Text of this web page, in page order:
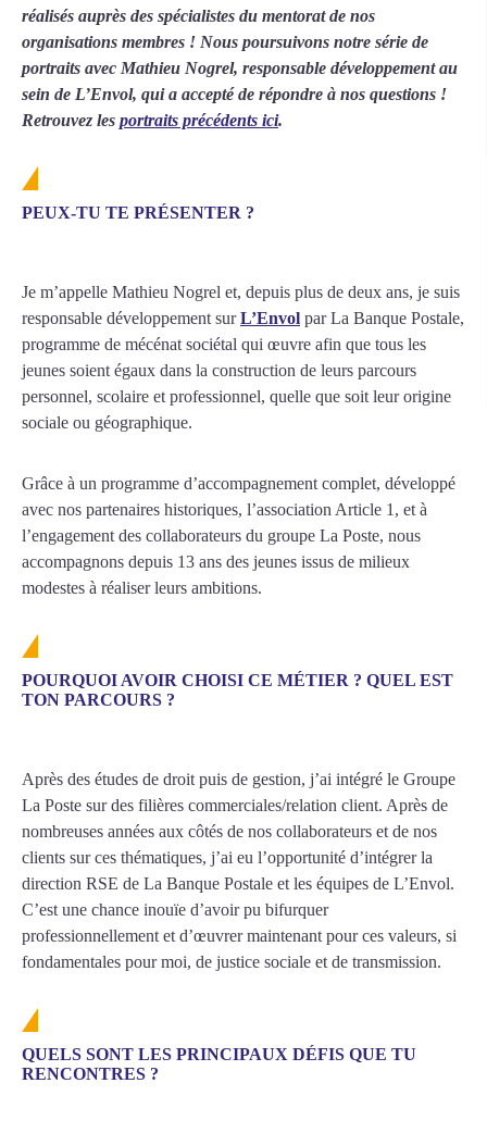
réalisés auprès des spécialistes du mentorat de nos
organisations membres ! Nous poursuivons notre série de
portraits avec Mathieu Nogrel, responsable développement au
sein de L’Envol, qui a accepté de répondre à nos questions !
Retrouvez les portraits précédents ici.
PEUX-TU TE PRÉSENTER ?
Je m’appelle Mathieu Nogrel et, depuis plus de deux ans, je suis
responsable développement surL’Envol par La Banque Postale,
programme de mécénat sociétal qui œuvre afin que tous les
jeunes soient égaux dans la construction de leurs parcours
personnel, scolaire et professionnel, quelle que soit leur origine
sociale ou géographique.
Grâce à un programme d’accompagnement complet, développé
avec nos partenaires historiques, l’association Article 1, et à
l’engagement des collaborateurs du groupe La Poste, nous
accompagnons depuis 13 ans des jeunes issus de milieux
modestes à réaliser leurs ambitions.
POURQUOI AVOIR CHOISI CE MÉTIER ? QUEL EST
TON PARCOURS ?
Après des études de droit puis de gestion, j’ai intégré le Groupe
La Poste sur des filières commerciales/relation client. Après de
nombreuses années aux côtés de nos collaborateurs et de nos
clients sur ces thématiques, j’ai eu l’opportunité d’intégrer la
direction RSE de La Banque Postale et les équipes de L’Envol.
C’est une chance inouïe d’avoir pu bifurquer
professionnellement et d’œuvrer maintenant pour ces valeurs, si
fondamentales pour moi, de justice sociale et de transmission.
QUELS SONT LES PRINCIPAUX DÉFIS QUE TU
RENCONTRES ?